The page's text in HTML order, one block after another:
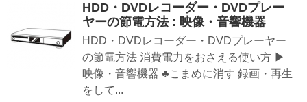
HDD・DVDレコーダー・DVDプレー
ヤーの節電方法 : 映像・音響機器
HDD・DVDレコーダー・DVDプレーヤー
の節電方法 消費電力をおさえる使い方 ▶
映像・音響機器 ♣こまめに消す 録画・再生
をして...